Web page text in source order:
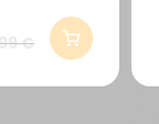
FSC®-
€